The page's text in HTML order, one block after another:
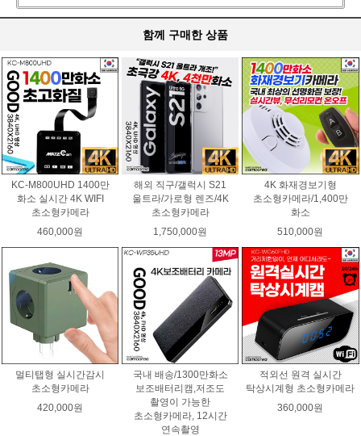
함께 구매한 상품
KC-M800UHD 1400만
화소 실시간 4K WIFI
초소형카메라
460,000원
해외 직구/갤럭시 S21
울트라/가로형 렌즈/4K
초소형카메라
1,750,000원
4K 화재경보기형
초소형카메라/1,400만
화소
510,000원
멀티탭형 실시간감시
초소형카메라
420,000원
국내 배송/1300만화소
보조배터리캠,저조도
촬영이 가능한
초소형카메라, 12시간
연속촬영
적외선 원격 실시간
탁상시계형 초소형카메라
360,000원